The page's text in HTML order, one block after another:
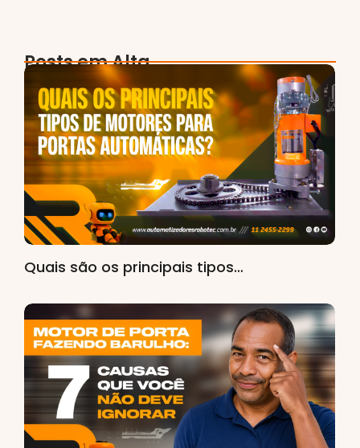
Posts em Alta
Quais são os principais tipos…